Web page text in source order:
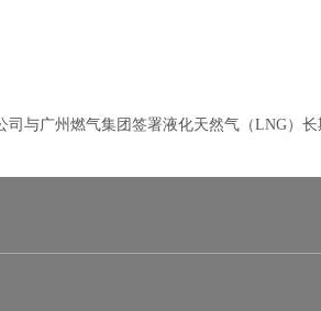
司与广州燃气集团签署液化天然气（LNG）